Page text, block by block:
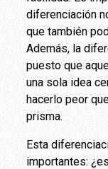
diferenciación
que también
Además, la
puesto que
una sola idea
hacerlo peor
prisma.
Esta
importantes: